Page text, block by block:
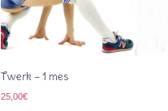
Twerk – 1 mes
25,00€